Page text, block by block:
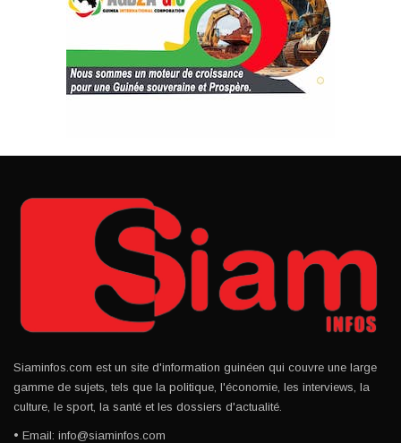
Siaminfos.com est un site d'information guinéen qui couvre une large
gamme de sujets, tels que la politique, l'économie, les interviews, la
culture, le sport, la santé et les dossiers d'actualité.
• Email: info@siaminfos.com